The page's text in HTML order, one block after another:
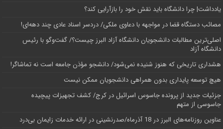
یادداشت| چرا دانشگاه باید نقش خود را بازآرایی کند؟
مصائب دستگاه قضا در مواجهه با دعاوی ملکی/ دردسر اسناد عادی چند‌ دهه‌ای!
اصلی‌ترین مطالبات دانشجویان دانشگاه آزاد البرز چیست؟/ گفت‌وگو با رئیس
دانشگاه آز‌اد
هشداری تاریخی که هنوز شنیده نمی‌شود/ دانشجو مؤذن جامعه است نه تماشاگر!
هیچ توسعه پایداری بدون همراهی دانشجویان ممکن نیست
جزئیات جدید از پرونده جاسوس اسرائیل در کرج/‌ کشف تجهیزات پیچیده
جاسوسی از متهم
عناوین روزنامه‌های البرز در ‌18 آذرماه/صدرنشینی در ارائه خدمات زایمان بی‌درد